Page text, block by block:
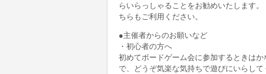
らいらっしゃることをお勧めいたします
ちらもご利用ください。
●主催者からのお願いなど
・初心者の方へ
初めてボードゲーム会に参加するときは
で、どうぞ気楽な気持ちで遊びにいらして